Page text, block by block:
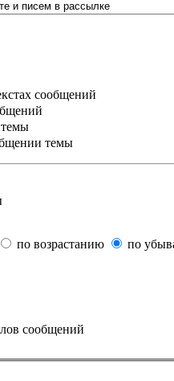
сообщений
темы
по возрастанию
по
сообщений